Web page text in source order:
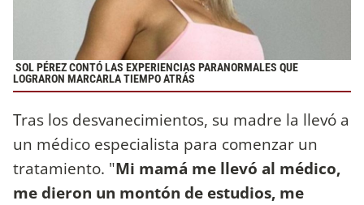
SOL PÉREZ CONTÓ LAS EXPERIENCIAS PARANORMALES QUE
LOGRARON MARCARLA TIEMPO ATRÁS
Tras los desvanecimientos, su madre la llevó a
un médico especialista para comenzar un
tratamiento. "Mi mamá me llevó al médico,
me dieron un montón de estudios, me